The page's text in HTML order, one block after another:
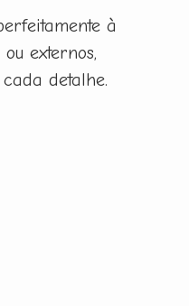
à
externos,
detalhe.